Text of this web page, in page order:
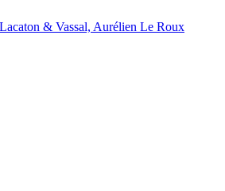
& Vassal, Aurélien Le Roux